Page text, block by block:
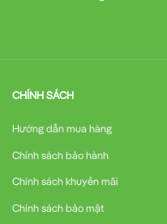
CHÍNH SÁCH
Hướng dẫn mua hàng
Chính sách bảo hành
Chính sách khuyến mãi
Chính sách bảo mật